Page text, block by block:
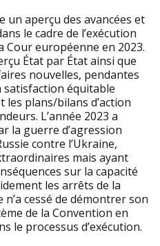
aperçu des avancées et
le cadre de l’exécution
Cour européenne en 2023.
État par État ainsi que
nouvelles, pendantes
satisfaction équitable
les plans/bilans d’action
L’année 2023 a
la guerre d’agression
contre l’Ukraine,
mais ayant
sur la capacité
les arrêts de la
cessé de démontrer son
de la Convention en
le processus d’exécution.